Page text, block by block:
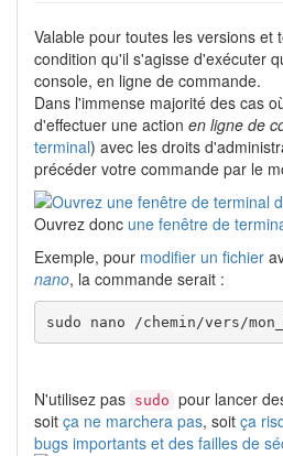
Valable pour toutes les versions et
condition qu'il s'agisse d'exécuter
console, en ligne de commande.
Dans l'immense majorité des cas
d'effectuer une action en ligne de
terminal) avec les droits
précéder votre commande par le
Ouvrez donc une fenêtre de
Exemple, pour modifier un fichier
nano, la commande serait :
sudo nano /chemin/vers/
N'utilisez pas sudo pour lancer
soit ça ne marchera pas, soit ça
bugs importants et des failles de